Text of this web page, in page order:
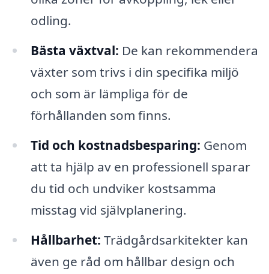
odling.
Bästa växtval: De kan rekommendera
växter som trivs i din specifika miljö
och som är lämpliga för de
förhållanden som finns.
Tid och kostnadsbesparing: Genom
att ta hjälp av en professionell sparar
du tid och undviker kostsamma
misstag vid självplanering.
Hållbarhet: Trädgårdsarkitekter kan
även ge råd om hållbar design och